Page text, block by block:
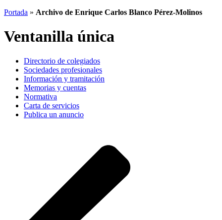
Portada » Archivo de Enrique Carlos Blanco Pérez-Molinos
Ventanilla única
Directorio de colegiados
Sociedades profesionales
Información y tramitación
Memorias y cuentas
Normativa
Carta de servicios
Publica un anuncio